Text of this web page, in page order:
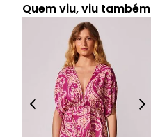
Quem viu, viu também